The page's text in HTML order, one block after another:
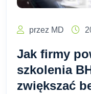
przez MD
Jak firmy
szkolenia
zwiększać